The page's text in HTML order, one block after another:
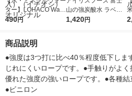
ター】LOHACO Wate
r（ロハコウォータ
シ） オリジナル
490円
山の強炭酸水 ラベル
レス 500ml 1箱（24
1,420円
商品説明
●強度は3つ打に比べ40％程度低下しま
じれにくいロープです。●手触りがよ
優れた強度の強いロープです。●各種結
●ビニロン